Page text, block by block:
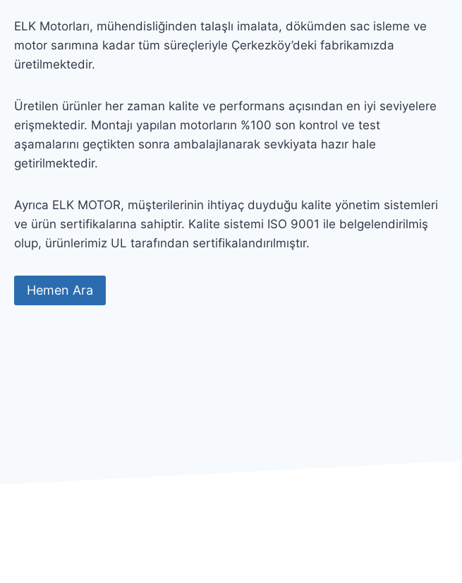
ELK Motorları, mühendisliğinden talaşlı imalata, dökümden sac isleme ve
motor sarımına kadar tüm süreçleriyle Çerkezköy’deki fabrikamızda
üretilmektedir.
Üretilen ürünler her zaman kalite ve performans açısından en iyi seviyelere
erişmektedir. Montajı yapılan motorların %100 son kontrol ve test
aşamalarını geçtikten sonra ambalajlanarak sevkiyata hazır hale
getirilmektedir.
Ayrıca ELK MOTOR, müşterilerinin ihtiyaç duyduğu kalite yönetim sistemleri
ve ürün sertifikalarına sahiptir. Kalite sistemi ISO 9001 ile belgelendirilmiş
olup, ürünlerimiz UL tarafından sertifikalandırılmıştır.
Hemen Ara